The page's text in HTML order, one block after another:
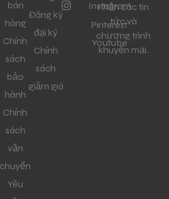
bán
hàng
Chính
sách
bảo
hành
Chính
sách
vận
chuyển
Yêu
Đăng ký
đại ký
Chính
sách
giảm giá
Instagram
Pinterest
Youtube
nhận các tin
tức và
chương trình
khuyến mại.